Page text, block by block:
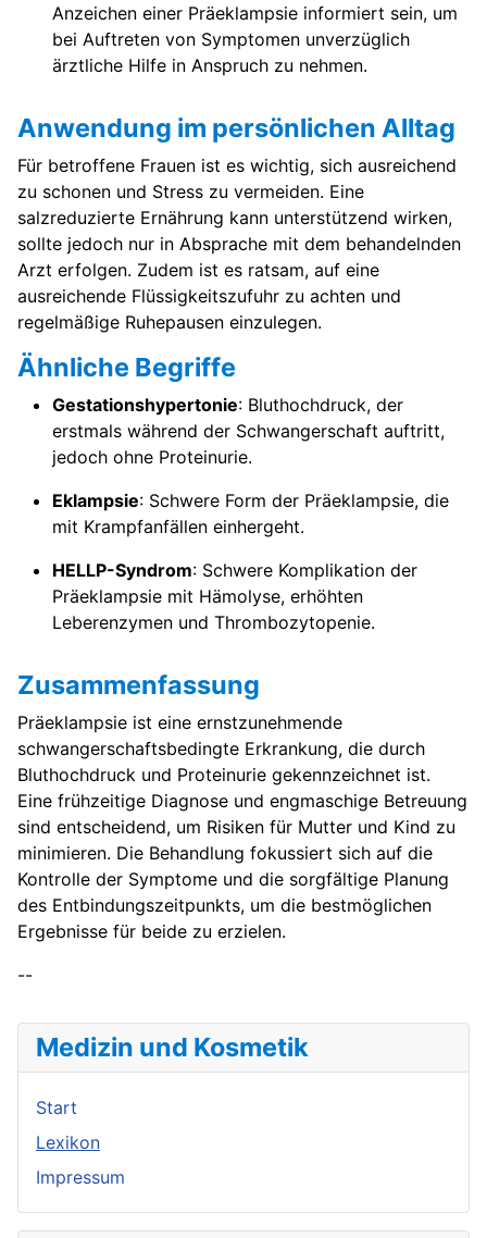
Anzeichen einer Präeklampsie informiert sein, um
bei Auftreten von Symptomen unverzüglich
ärztliche Hilfe in Anspruch zu nehmen.
Anwendung im persönlichen Alltag
Für betroffene Frauen ist es wichtig, sich ausreichend
zu schonen und Stress zu vermeiden. Eine
salzreduzierte Ernährung kann unterstützend wirken,
sollte jedoch nur in Absprache mit dem behandelnden
Arzt erfolgen. Zudem ist es ratsam, auf eine
ausreichende Flüssigkeitszufuhr zu achten und
regelmäßige Ruhepausen einzulegen.
Ähnliche Begriffe
Gestationshypertonie: Bluthochdruck, der
erstmals während der Schwangerschaft auftritt,
jedoch ohne Proteinurie.
Eklampsie: Schwere Form der Präeklampsie, die
mit Krampfanfällen einhergeht.
HELLP-Syndrom: Schwere Komplikation der
Präeklampsie mit Hämolyse, erhöhten
Leberenzymen und Thrombozytopenie.
Zusammenfassung
Präeklampsie ist eine ernstzunehmende
schwangerschaftsbedingte Erkrankung, die durch
Bluthochdruck und Proteinurie gekennzeichnet ist.
Eine frühzeitige Diagnose und engmaschige Betreuung
sind entscheidend, um Risiken für Mutter und Kind zu
minimieren. Die Behandlung fokussiert sich auf die
Kontrolle der Symptome und die sorgfältige Planung
des Entbindungszeitpunkts, um die bestmöglichen
Ergebnisse für beide zu erzielen.
--
Medizin und Kosmetik
Start
Lexikon
Impressum